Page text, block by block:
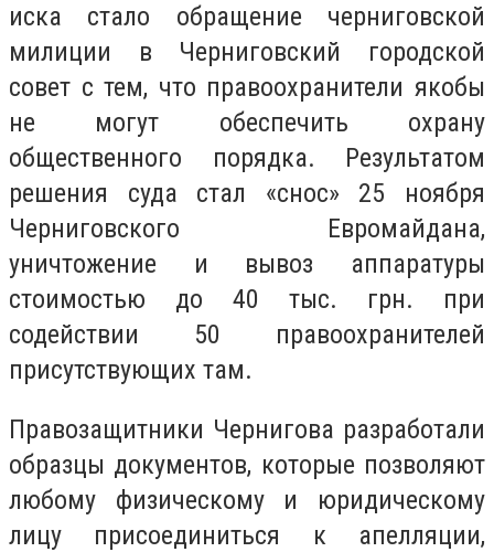
иска стало обращение черниговской
милиции в Черниговский городской
совет с тем, что правоохранители якобы
не могут обеспечить охрану
общественного порядка. Результатом
решения суда стал «снос» 25 ноября
Черниговского Евромайдана,
уничтожение и вывоз аппаратуры
стоимостью до 40 тыс. грн. при
содействии 50 правоохранителей
присутствующих там.
Правозащитники Чернигова разработали
образцы документов, которые позволяют
любому физическому и юридическому
лицу присоединиться к апелляции,